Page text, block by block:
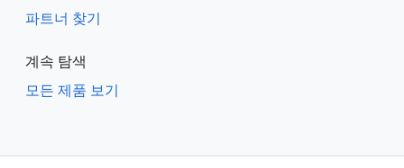
파트너 찾기
계속 탐색
모든 제품 보기